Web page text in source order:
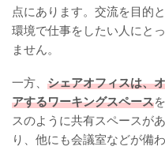
点にあります。交流を目的
環境で仕事をしたい人にと
ません。
一方、 シェアオフィスは、
アするワーキングスペース
スのように共有スペースが
り、他にも会議室などが備